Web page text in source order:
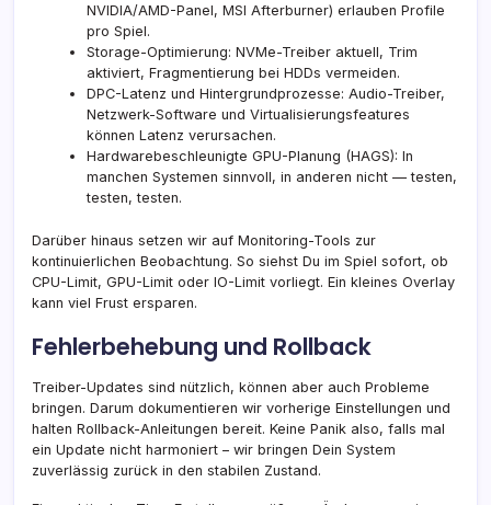
NVIDIA/AMD-Panel, MSI Afterburner) erlauben Profile
pro Spiel.
Storage-Optimierung: NVMe-Treiber aktuell, Trim
aktiviert, Fragmentierung bei HDDs vermeiden.
DPC-Latenz und Hintergrundprozesse: Audio-Treiber,
Netzwerk-Software und Virtualisierungsfeatures
können Latenz verursachen.
Hardwarebeschleunigte GPU-Planung (HAGS): In
manchen Systemen sinnvoll, in anderen nicht — testen,
testen, testen.
Darüber hinaus setzen wir auf Monitoring-Tools zur
kontinuierlichen Beobachtung. So siehst Du im Spiel sofort, ob
CPU-Limit, GPU-Limit oder IO-Limit vorliegt. Ein kleines Overlay
kann viel Frust ersparen.
Fehlerbehebung und Rollback
Treiber-Updates sind nützlich, können aber auch Probleme
bringen. Darum dokumentieren wir vorherige Einstellungen und
halten Rollback-Anleitungen bereit. Keine Panik also, falls mal
ein Update nicht harmoniert – wir bringen Dein System
zuverlässig zurück in den stabilen Zustand.